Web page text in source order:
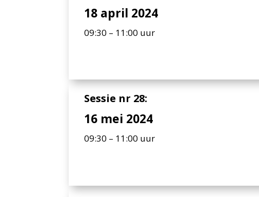
18 april 2024
09:30 – 11:00 uur
Sessie nr 28:
16 mei 2024
09:30 – 11:00 uur